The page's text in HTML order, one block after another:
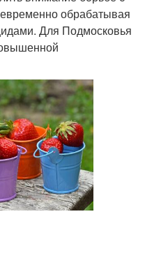
обрабатывая
Для Подмосковья